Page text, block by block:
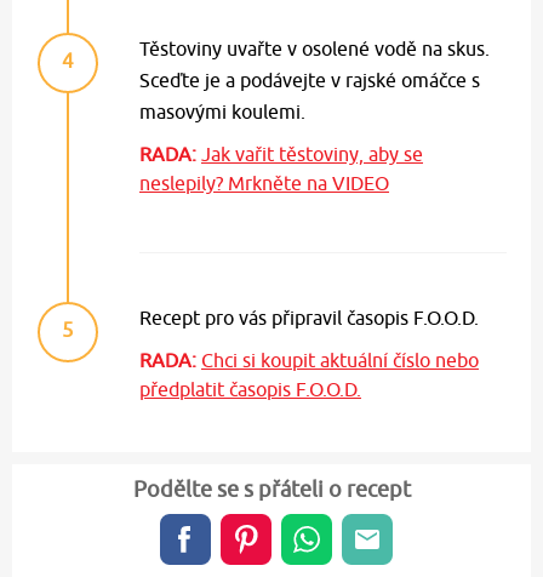
4
Těstoviny uvařte v osolené vodě na skus.
Sceďte je a podávejte v rajské omáčce s
masovými koulemi.
RADA: Jak vařit těstoviny, aby se
neslepily? Mrkněte na VIDEO
5
Recept pro vás připravil časopis F.O.O.D.
RADA: Chci si koupit aktuální číslo nebo
předplatit časopis F.O.O.D.
Podělte se s přáteli o recept